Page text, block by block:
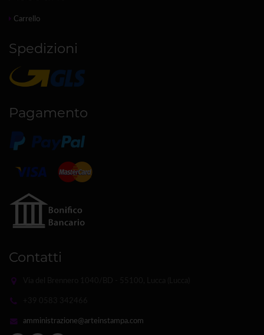
Carrello
Spedizioni
Pagamento
Contatti
amministrazione@arteinstampa.com